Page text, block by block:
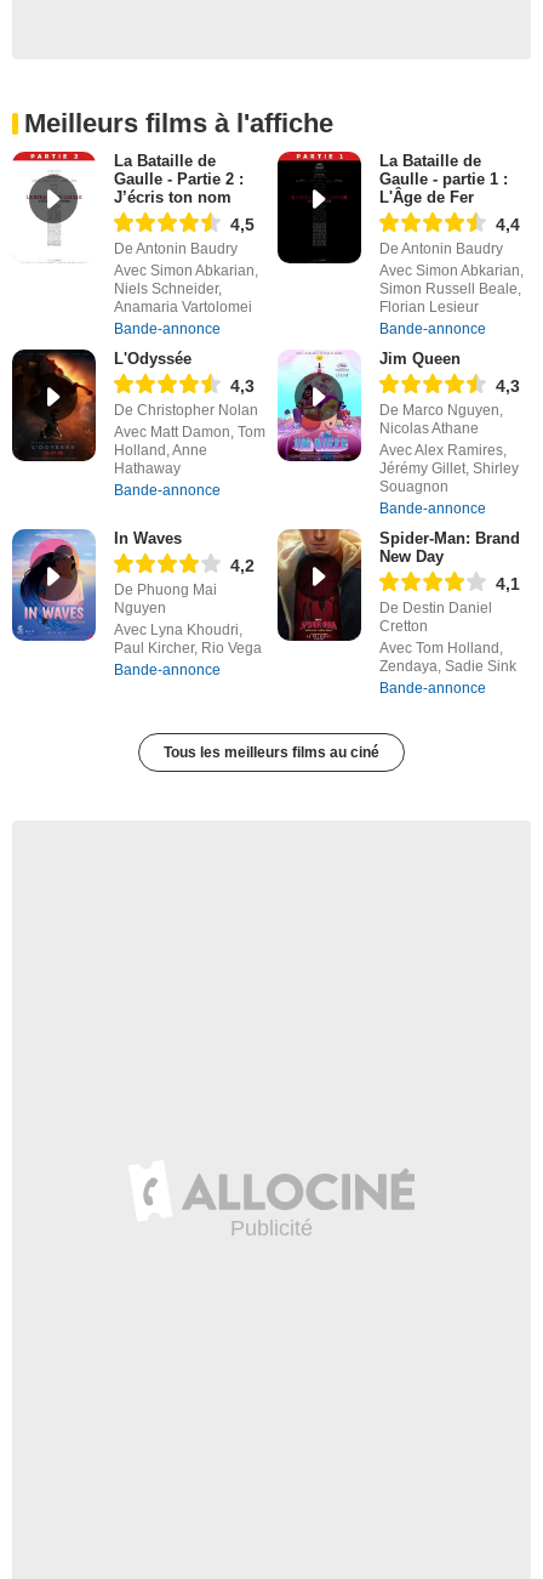
Meilleurs films à l'affiche
La Bataille de
Gaulle - Partie 2 :
J’écris ton nom
4,5
De Antonin Baudry
Avec Simon Abkarian,
Niels Schneider,
Anamaria Vartolomei
Bande-annonce
La Bataille de
Gaulle - partie 1 :
L'Âge de Fer
4,4
De Antonin Baudry
Avec Simon Abkarian,
Simon Russell Beale,
Florian Lesieur
Bande-annonce
L'Odyssée
4,3
De Christopher Nolan
Avec Matt Damon, Tom
Holland, Anne
Hathaway
Bande-annonce
Jim Queen
4,3
De Marco Nguyen,
Nicolas Athane
Avec Alex Ramires,
Jérémy Gillet, Shirley
Souagnon
Bande-annonce
In Waves
4,2
De Phuong Mai
Nguyen
Avec Lyna Khoudri,
Paul Kircher, Rio Vega
Bande-annonce
Spider-Man: Brand
New Day
4,1
De Destin Daniel
Cretton
Avec Tom Holland,
Zendaya, Sadie Sink
Bande-annonce
Tous les meilleurs films au ciné